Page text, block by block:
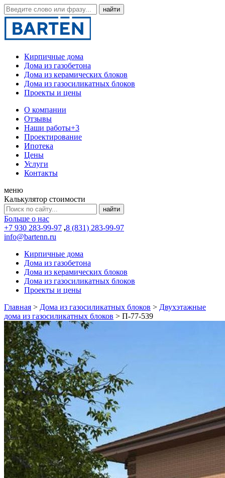
Кирпичные дома
Дома из газобетона
Дома из керамических блоков
Дома из газосиликатных блоков
Проекты и цены
О компании
Отзывы
Наши работы+3
Проектирование
Ипотека
Цены
Услуги
Контакты
меню
Калькулятор стоимости
Больше о нас
+7 930 283-99-97 ,8 (831) 283-99-97
info@bartenn.ru
Кирпичные дома
Дома из газобетона
Дома из керамических блоков
Дома из газосиликатных блоков
Проекты и цены
Главная > Дома из газосиликатных блоков > Двухэтажные
дома из газосиликатных блоков > П-77-539